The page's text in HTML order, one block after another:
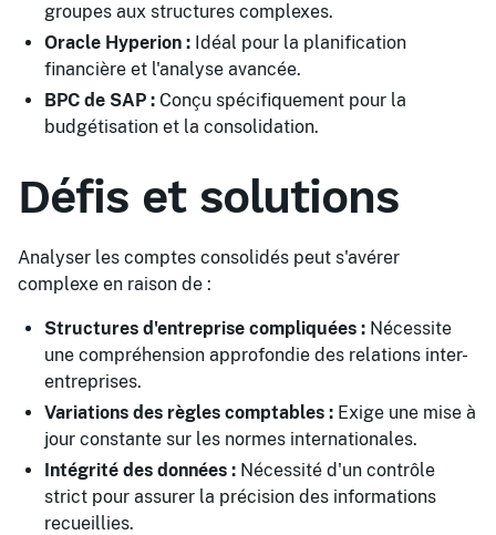
groupes aux structures complexes.
Oracle Hyperion : Idéal pour la planification
financière et l'analyse avancée.
BPC de SAP : Conçu spécifiquement pour la
budgétisation et la consolidation.
Défis et solutions
Analyser les comptes consolidés peut s'avérer
complexe en raison de :
Structures d'entreprise compliquées : Nécessite
une compréhension approfondie des relations inter-
entreprises.
Variations des règles comptables : Exige une mise à
jour constante sur les normes internationales.
Intégrité des données : Nécessité d'un contrôle
strict pour assurer la précision des informations
recueillies.